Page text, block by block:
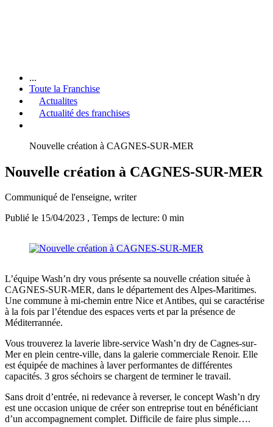
...
Toute la Franchise
Actualites
Actualité des franchises
Nouvelle création à CAGNES-SUR-MER
Nouvelle création à CAGNES-SUR-MER
Communiqué de l'enseigne, writer
Publié le 15/04/2023 , Temps de lecture: 0 min
L’équipe Wash’n dry vous présente sa nouvelle création située à
CAGNES-SUR-MER, dans le département des Alpes-Maritimes.
Une commune à mi-chemin entre Nice et Antibes, qui se caractérise
à la fois par l’étendue des espaces verts et par la présence de
Méditerrannée.
Vous trouverez la laverie libre-service Wash’n dry de Cagnes-sur-
Mer en plein centre-ville, dans la galerie commerciale Renoir. Elle
est équipée de machines à laver performantes de différentes
capacités. 3 gros séchoirs se chargent de terminer le travail.
Sans droit d’entrée, ni redevance à reverser, le concept Wash’n dry
est une occasion unique de créer son entreprise tout en bénéficiant
d’un accompagnement complet. Difficile de faire plus simple….